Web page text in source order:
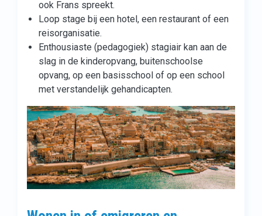
ook Frans spreekt.
Loop stage bij een hotel, een restaurant of een
reisorganisatie.
Enthousiaste (pedagogiek) stagiair kan aan de
slag in de kinderopvang, buitenschoolse
opvang, op een basisschool of op een school
met verstandelijk gehandicapten.